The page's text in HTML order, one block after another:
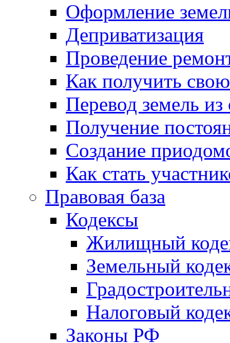
Оформление
Деприватизация
Проведение
Как получить
Перевод земель
Получение
Создание
Как стать
Правовая база
Кодексы
Жилищный
Земельный
Налоговый
Законы РФ